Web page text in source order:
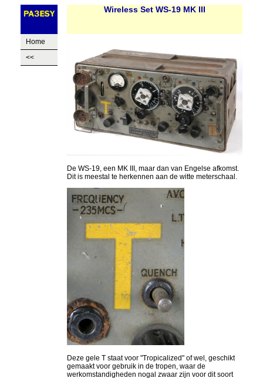
Wireless Set WS-19 MK III
Home
<<
De WS-19, een MK III, maar dan van Engelse afkomst.
Dit is meestal te herkennen aan de witte meterschaal.
Deze gele T staat voor "Tropicalized" of wel, geschikt
gemaakt voor gebruik in de tropen, waar de
werkomstandigheden nogal zwaar zijn voor dit soort